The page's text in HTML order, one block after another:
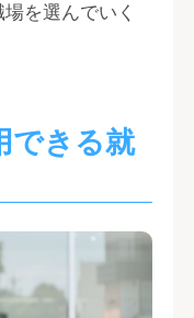
を選んでいく
できる就